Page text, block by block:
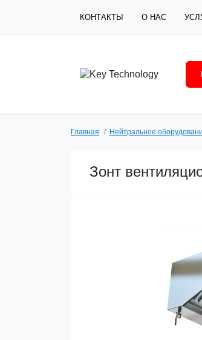
КОНТАКТЫ О НАС
Главная Нейтральное
Зонт